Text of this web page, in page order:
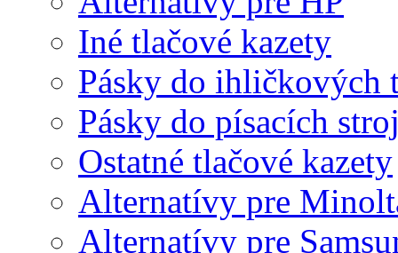
Iné tlačové kazety
Pásky do ihličkových
Pásky do písacích
Ostatné tlačové kazety
Alternatívy pre
Alternatívy pre